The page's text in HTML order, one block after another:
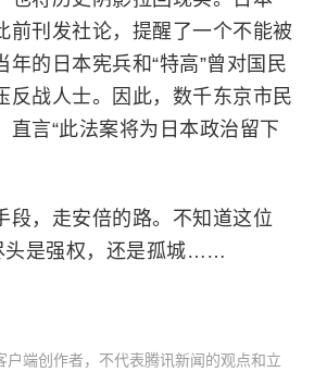
前刊发社论，提醒了一个不能被
年的日本宪兵和“特高”曾对国民
反战人士。因此，数千东京市民
直言“此法案将为日本政治留下
段，走安倍的路。不知道这位
头是强权，还是孤城……
户端创作者，不代表腾讯新闻的观点和立